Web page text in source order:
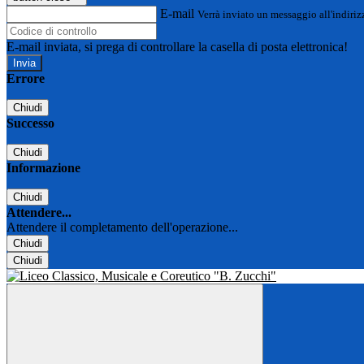
E-mail Verrà inviato un messaggio
E-mail inviata, si prega di controllare la casella di posta elettronica!
Errore
Chiudi
Successo
Chiudi
Informazione
Chiudi
Attendere...
Attendere il completamento dell'operazione...
Chiudi
Chiudi